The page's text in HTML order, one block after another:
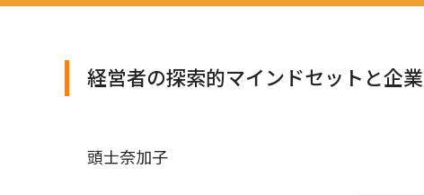
経営者の探索的マインドセットと企
頭士奈加子